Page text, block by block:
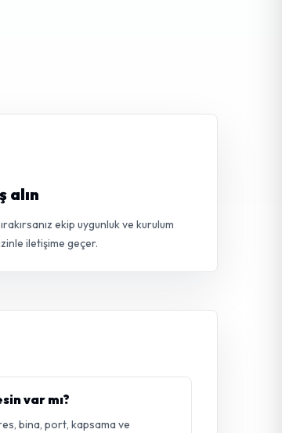
alın
ekip uygunluk ve kurulum
iletişime geçer.
var mı?
bina, port, kapsama ve